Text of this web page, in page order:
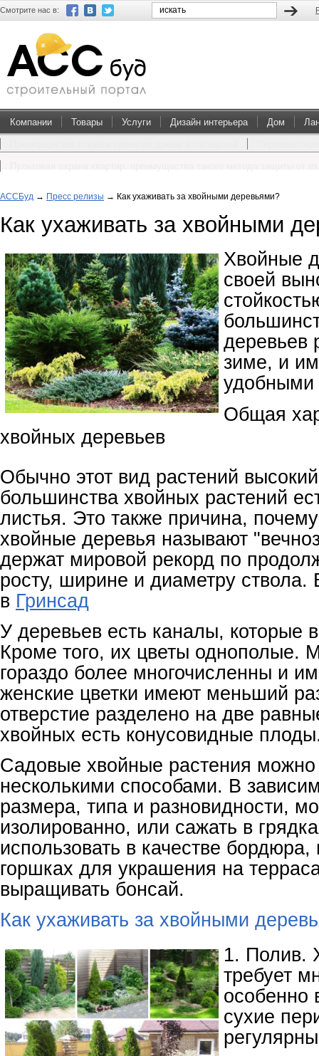
Смотрите нас в:
Компании Товары Услуги Дизайн интерьера Дом
АССБуд → Пресс релизы → Как ухаживать за хвойными деревьями?
Как ухаживать за хвойными
Хвойные
своей
деревьев
зиме, и
удобными
Общая
хвойных деревьев
Обычно этот вид растений
большинства хвойных растений
листья. Это также причина,
хвойные деревья называют
держат мировой рекорд по
росту, ширине и диаметру
в Гринсад
У деревьев есть каналы, которые
Кроме того, их цветы однополые.
гораздо более многочисленны и
женские цветки имеют меньший
отверстие разделено на две
хвойных есть конусовидные
Садовые хвойные растения можно
несколькими способами. В
размера, типа и разновидности,
изолированно, или сажать в
использовать в качестве
горшках для украшения на
выращивать бонсай.
Как ухаживать за хвойными
1. Полив.
требует
особенно
сухие